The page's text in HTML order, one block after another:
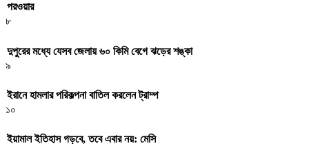
পরওয়ার
৮
দুপুরের মধ্যে যেসব জেলায় ৬০ কিমি বেগে ঝড়ের শঙ্কা
৯
ইরানে হামলার পরিকল্পনা বাতিল করলেন ট্রাম্প
১০
ইয়ামাল ইতিহাস গড়বে, তবে এবার নয়: মেসি